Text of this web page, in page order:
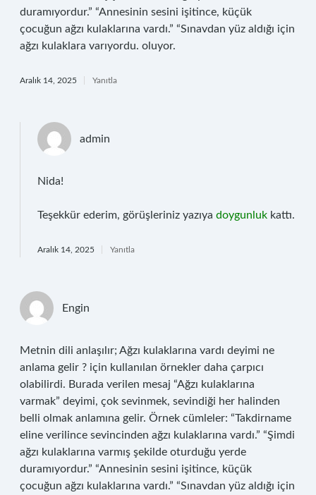
duramıyordur.” “Annesinin sesini işitince, küçük
çocuğun ağzı kulaklarına vardı.” “Sınavdan yüz aldığı için
ağzı kulaklara varıyordu. oluyor.
Aralık 14, 2025 Yanıtla
admin
Nida!
Teşekkür ederim, görüşleriniz yazıya doygunluk kattı.
Aralık 14, 2025 Yanıtla
Engin
Metnin dili anlaşılır; Ağzı kulaklarına vardı deyimi ne
anlama gelir ? için kullanılan örnekler daha çarpıcı
olabilirdi. Burada verilen mesaj “Ağzı kulaklarına
varmak” deyimi, çok sevinmek, sevindiği her halinden
belli olmak anlamına gelir. Örnek cümleler: “Takdirname
eline verilince sevincinden ağzı kulaklarına vardı.” “Şimdi
ağzı kulaklarına varmış şekilde oturduğu yerde
duramıyordur.” “Annesinin sesini işitince, küçük
çocuğun ağzı kulaklarına vardı.” “Sınavdan yüz aldığı için